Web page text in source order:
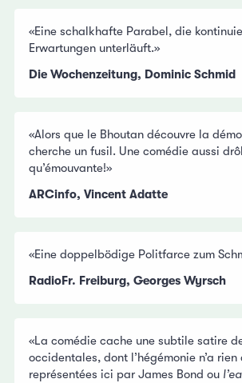
«Eine schalkhafte Parabel, die
Erwartungen unterläuft.»
Die Wochenzeitung, Dominic Schmid
«Alors que le Bhoutan découvre la
cherche un fusil. Une comédie aussi
qu’émouvante!»
ARCinfo, Vincent Adatte
«Eine doppelbödige Politfarce zum
RadioFr. Freiburg, Georges Wyrsch
«La comédie cache une subtile satire
occidentales, dont l’hégémonie n’a
représentées ici par James Bond ou